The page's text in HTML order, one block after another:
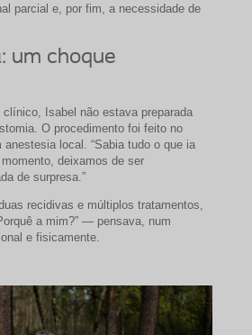
parcial e, por fim, a necessidade de
um choque
Isabel não estava preparada
O procedimento foi feito no
local. “Sabia tudo o que ia
deixamos de ser
de surpresa.”
recidivas e múltiplos tratamentos,
a mim?” — pensava, num
e fisicamente.